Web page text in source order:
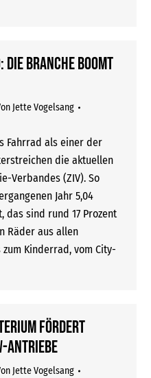
Branche boomt
Jette Vogelsang
Fahrrad als einer der
die aktuellen
Verbandes (ZIV). So
Jahr 5,04
das sind rund 17 Prozent
Räder aus allen
Kinderrad, vom City-
fördert
Antriebe
Jette Vogelsang